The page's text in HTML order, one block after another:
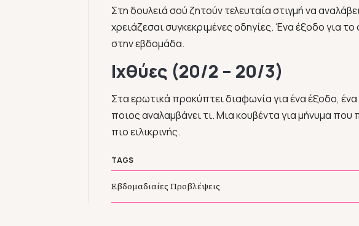
Στη δουλειά σού ζητούν τελευταία στιγμή να
χρειάζεσαι συγκεκριμένες οδηγίες. Ένα έξοδο για
στην εβδομάδα.
Ιχθύες (20/2 – 20/3)
Στα ερωτικά προκύπτει διαφωνία για ένα έξοδο,
ποιος αναλαμβάνει τι. Μια κουβέντα για μήνυμα που
πιο ειλικρινής.
TAGS
Εβδομαδιαίες Προβλέψεις